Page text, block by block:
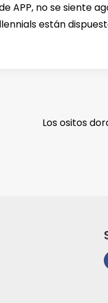
APP, no se siente
están
Los ositos